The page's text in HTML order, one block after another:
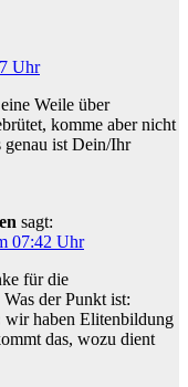
Uhr
Weile über
komme aber nicht
genau ist Dein/Ihr
sagt:
07:42 Uhr
für die
der Punkt ist:
wir haben Elitenbildung
das, wozu dient